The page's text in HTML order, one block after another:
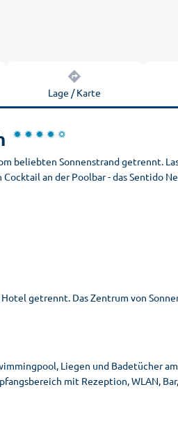
Lage / Karte
beliebten Sonnenstrand getrennt.
an der Poolbar - das Sentido
getrennt. Das Zentrum von
Liegen und Badetücher
mit Rezeption, WLAN,